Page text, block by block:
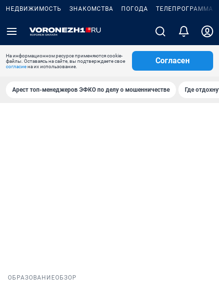
НЕДВИЖИМОСТЬ ЗНАКОМСТВА ПОГОДА ТЕЛЕПРОГРАММА
На информационном ресурсе применяются cookie-
файлы. Оставаясь на сайте, вы подтверждаете свое
согласиена их использование.
Согласен
Арест топ-менеджеров ЭФКО по делу о мошенничестве Где
ОБРАЗОВАНИЕОБЗОР